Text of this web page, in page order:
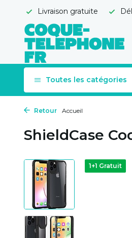
Livraison gratuite
Toutes les catégories
Retour Accueil
ShieldCase
1+1 Gratuit